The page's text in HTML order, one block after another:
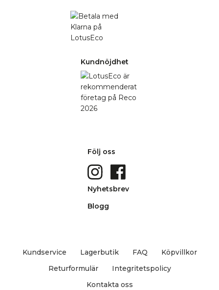
Kundnöjdhet
Följ oss
Nyhetsbrev
Blogg
Kundservice Lagerbutik FAQ
Köpvillkor
Returformulär
Integritetspolicy
Kontakta oss